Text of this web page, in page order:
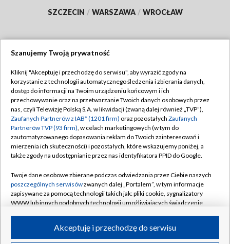
SZCZECIN / WARSZAWA / WROCŁAW
TVP
Abonament TVP
Emisja w TVP
Centrum informacji TVP
Naziemna Telewizja Cyfrowa
Rada Programowa
System NOS
Informacje o nadawcy
Program dla prasy
Regulamin TVP
Polityka prywatności
Moje zgody
Pomoc
Kontakt
Kanały
Szanujemy Twoją prywatność
Kliknij "Akceptuję i przechodzę do serwisu", aby wyrazić zgody na
korzystanie z technologii automatycznego śledzenia i zbierania danych,
dostęp do informacji na Twoim urządzeniu końcowym i ich
przechowywanie oraz na przetwarzanie Twoich danych osobowych przez
nas, czyli Telewizję Polską S.A. w likwidacji (zwaną dalej również „TVP”),
Zaufanych Partnerów z IAB* (1201 firm) oraz pozostałych Zaufanych
Partnerów TVP (93 firm), w celach marketingowych (w tym do
zautomatyzowanego dopasowania reklam do Twoich zainteresowań i
mierzenia ich skuteczności) i pozostałych, które wskazujemy poniżej, a
także zgody na udostępnianie przez nas identyfikatora PPID do Google.
Twoje dane osobowe zbierane podczas odwiedzania przez Ciebie naszych
poszczególnych serwisówzwanych dalej „Portalem”, w tym informacje
zapisywane za pomocą technologii takich jak: pliki cookie, sygnalizatory
WWW lub innych podobnych technologii umożliwiających świadczenie
ruchu w Internecie.Akceptuję i przechodzę do serwisu